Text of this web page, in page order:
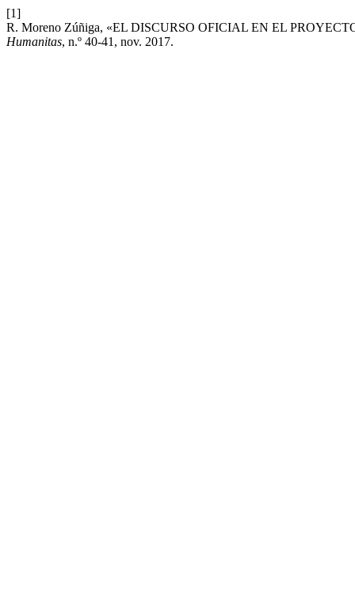
[1]
R. Moreno Zúñiga, «EL DISCURSO OFICIAL EN EL
Humanitas, n.º 40-41, nov. 2017.